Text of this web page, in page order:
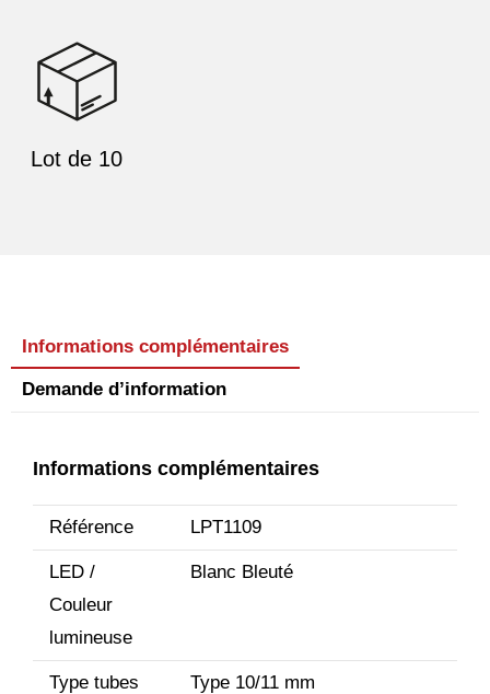
Lot de 10
Informations complémentaires
Demande d’information
Informations complémentaires
Référence LPT1109
LED /
Couleur
lumineuse
Blanc Bleuté
Type tubes Type 10/11 mm